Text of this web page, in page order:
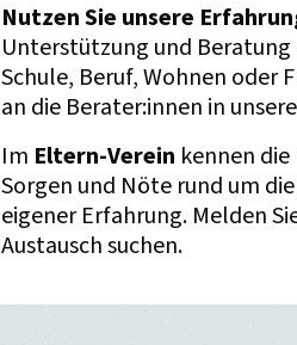
Nutzen Sie unsere
Unterstützung und
Schule, Beruf, Wohnen oder
an die Berater:innen in
Im Eltern-Verein kennen
Sorgen und Nöte rund um
eigener Erfahrung. Melden
Austausch suchen.